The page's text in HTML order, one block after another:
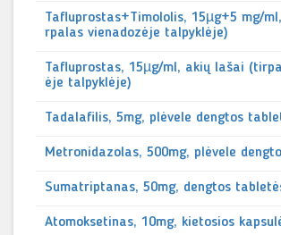
Tafluprostas+Timololis, 15µg+5 mg/
rpalas vienadozėje talpyklėje)
Tafluprostas, 15µg/ml, akių lašai
ėje talpyklėje)
Tadalafilis, 5mg, plėvele dengtos
Metronidazolas, 500mg, plėvele
Sumatriptanas, 50mg, dengtos
Atomoksetinas, 10mg, kietosios